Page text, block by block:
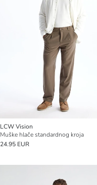
LCW Vision
Muške hlače standardnog kroja
24.95 EUR